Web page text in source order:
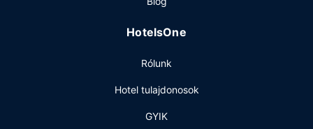
szolgáltatása nyújtotta lehetőségeket. Ingyenes elvitelre
naponta 6:00 és 9:00 között.
ruhatisztító létesítmények és étel- és italautomata is
igénybe vehető. Az autóval érkező vendégek számára
HotelsOne
Rólunk
Hotel tulajdonosok
GYIK